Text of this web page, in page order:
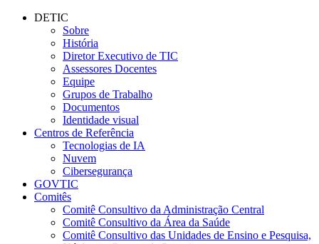
Conteúdo principal
DETIC
Sobre
História
Diretor Executivo de TIC
Assessores Docentes
Equipe
Grupos de Trabalho
Documentos
Identidade visual
Centros de Referência
Tecnologias de IA
Nuvem
Cibersegurança
GOVTIC
Comitês
Comitê Consultivo da Administração Central
Comitê Consultivo da Área da Saúde
Comitê Consultivo das Unidades de Ensino e Pesquisa,